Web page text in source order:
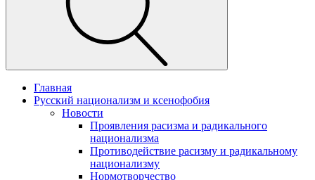
Главная
Русский национализм и ксенофобия
Новости
Проявления расизма и радикального
национализма
Противодействие расизму и радикальному
национализму
Нормотворчество